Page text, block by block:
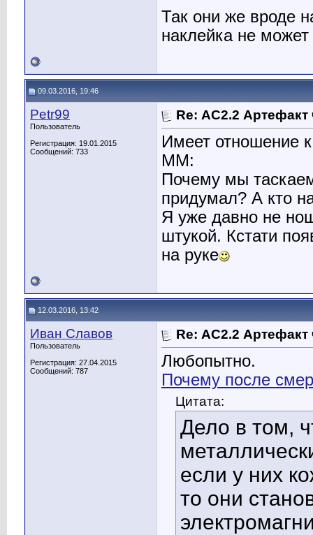
Так они же вроде
наклейка не
09.03.2016, 19:46
Petr99
Пользователь
Регистрация: 19.01.2015
Сообщений: 733
Re: АС2.2 Артефакт
Имеет отношение
ММ:
Почему мы
придумал? А кто
Я уже давно не
штукой. Кстати
на руке
12.03.2016, 13:42
Иван Славов
Пользователь
Регистрация: 27.04.2015
Сообщений: 787
Re: АС2.2 Артефакт
Любопытно.
Почему после
Цитата:
Дело в том,
если у них
то они